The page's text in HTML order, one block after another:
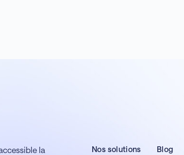
la
Nos solutions
Blog